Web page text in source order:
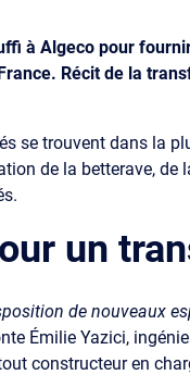
à Algeco pour
Récit de la
se trouvent dans la
de la betterave, de
un
de nouveaux
Émilie Yazici,
constructeur en